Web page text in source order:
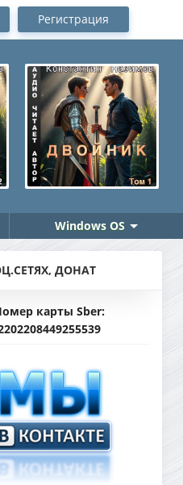
Регистрация
Windows OS
ДОНАТ
карты Sber: